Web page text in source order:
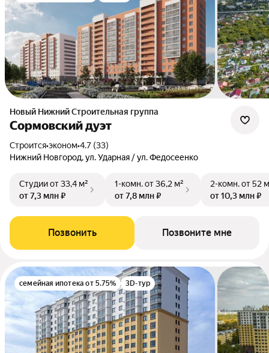
Новый Нижний Строительная группа
Сормовский дуэт
Строится•эконом•4.7 (33)
Нижний Новгород, ул. Ударная / ул. Федосеенко
Студииот 33,4 м²
от 7,3 млн ₽
1-комн.от 36,2 м²
от 7,8 млн ₽
2-комн.от 52
от 10,3 млн ₽
Позвонить Позвоните мне
семейная ипотека от 5.75% 3D-тур